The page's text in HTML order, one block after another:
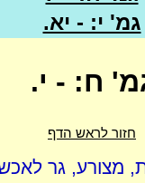
גמ' י: - יא.
ח: - י.
חזור לראש הדף
מצורע, גר